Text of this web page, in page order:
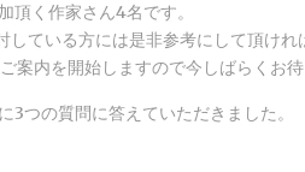
頂く作家さん4名です。
ている方には是非参考にして頂けれ
案内を開始しますので今しばらくお待
つの質問に答えていただきました。